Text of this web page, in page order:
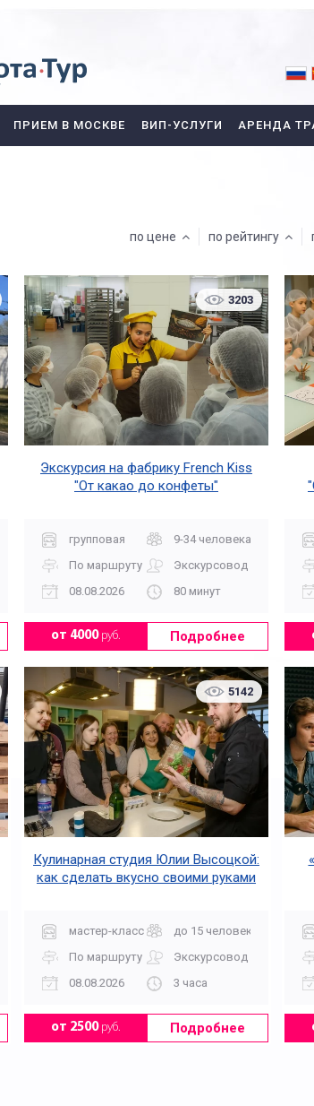
ПРИЕМ В МОСКВЕ ВИП-УСЛУГИ АРЕНДА
по цене по рейтингу
3203
Экскурсия на фабрику French Kiss
"От какао до конфеты"
групповая
9-34 человека
По маршруту
Экскурсовод
08.08.2026
80 минут
от 4000руб. Подробнее
5142
Кулинарная студия Юлии Высоцкой:
как сделать вкусно своими руками
мастер-класс
до 15 человек
По маршруту
Экскурсовод
08.08.2026
3 часа
от 2500руб. Подробнее